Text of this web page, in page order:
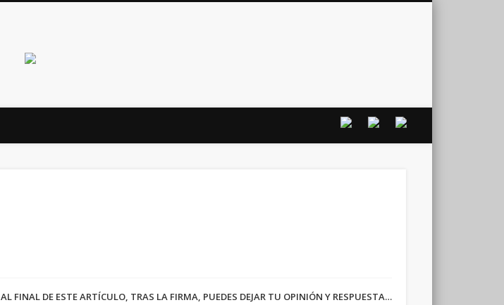
AL FINAL DE ESTE ARTÍCULO, TRAS LA FIRMA, PUEDES DEJAR TU OPINIÓN Y RESPUESTA…